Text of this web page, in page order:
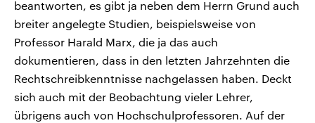
beantworten, es gibt ja neben dem Herrn Grund auch
breiter angelegte Studien, beispielsweise von
Professor Harald Marx, die ja das auch
dokumentieren, dass in den letzten Jahrzehnten die
Rechtschreibkenntnisse nachgelassen haben. Deckt
sich auch mit der Beobachtung vieler Lehrer,
übrigens auch von Hochschulprofessoren. Auf der